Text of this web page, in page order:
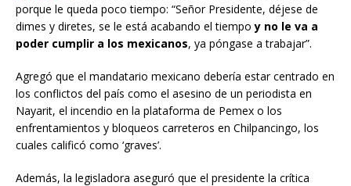
porque le queda poco tiempo: “Señor Presidente, déjese de
dimes y diretes, se le está acabando el tiempoy no le va a
poder cumplir a los mexicanos, ya póngase a trabajar”.
Agregó que el mandatario mexicano debería estar centrado en
los conflictos del país como el asesino de un periodista en
Nayarit, el incendio en la plataforma de Pemex o los
enfrentamientos y bloqueos carreteros en Chilpancingo, los
cuales calificó como ‘graves’.
Además, la legisladora aseguró que el presidente la crítica